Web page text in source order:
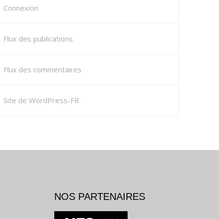
Connexion
Flux des publications
Flux des commentaires
Site de WordPress-FR
NOS PARTENAIRES